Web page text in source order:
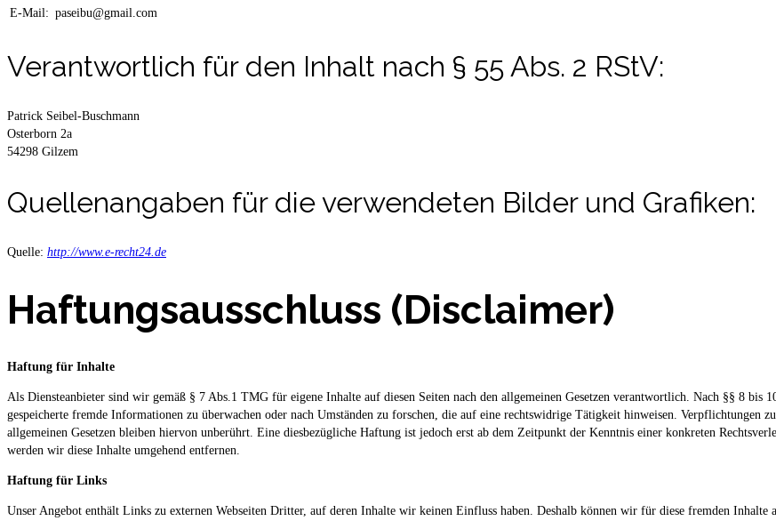
E-Mail: paseibu@gmail.com
Verantwortlich für den Inhalt nach § 55 Abs. 2 RStV:
Patrick Seibel-Buschmann
Osterborn 2a
54298 Gilzem
Quellenangaben für die verwendeten Bilder und Grafiken:
Quelle: http://www.e-recht24.de
Haftungsausschluss (Disclaimer)
Haftung für Inhalte
Als Diensteanbieter sind wir gemäß § 7 Abs.1 TMG für eigene Inhalte auf diesen Seiten nach den allgemeinen Gesetzen verantwortlich. Nach §§ 8
gespeicherte fremde Informationen zu überwachen oder nach Umständen zu forschen, die auf eine rechtswidrige Tätigkeit hinweisen. Verpflichtungen
allgemeinen Gesetzen bleiben hiervon unberührt. Eine diesbezügliche Haftung ist jedoch erst ab dem Zeitpunkt der Kenntnis einer konkreten
werden wir diese Inhalte umgehend entfernen.
Haftung für Links
Unser Angebot enthält Links zu externen Webseiten Dritter, auf deren Inhalte wir keinen Einfluss haben. Deshalb können wir für diese fremden